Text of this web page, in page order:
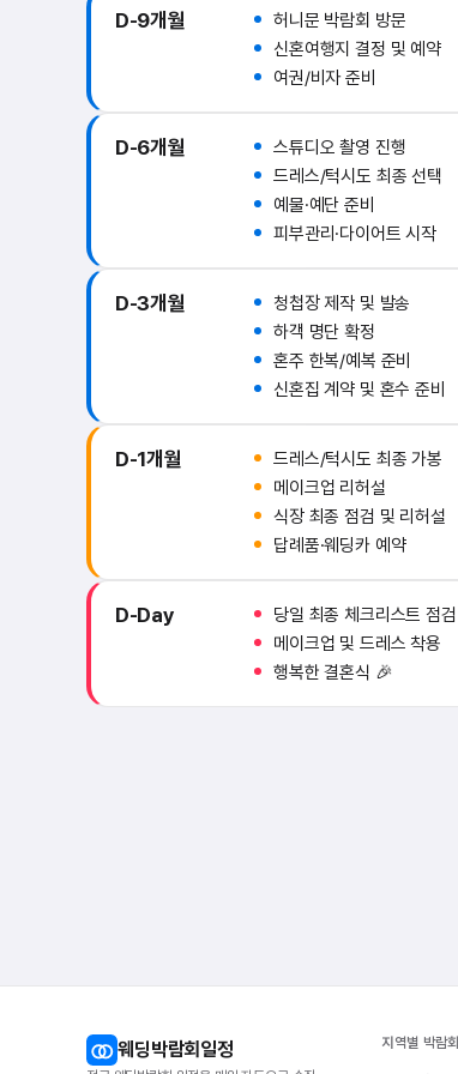
D-9개월
허니문 박람회 방문
신혼여행지 결정 및 예약
여권/비자 준비
D-6개월
스튜디오 촬영 진행
드레스/턱시도 최종 선택
예물·예단 준비
피부관리·다이어트 시작
D-3개월
청첩장 제작 및 발송
하객 명단 확정
혼주 한복/예복 준비
신혼집 계약 및 혼수 준비
D-1개월
드레스/턱시도 최종 가봉
메이크업 리허설
식장 최종 점검 및 리허설
답례품·웨딩카 예약
D-Day
당일 최종 체크리스트 점검
메이크업 및 드레스 착용
행복한 결혼식 🎉
웨딩박람회일정 지역별 박람회